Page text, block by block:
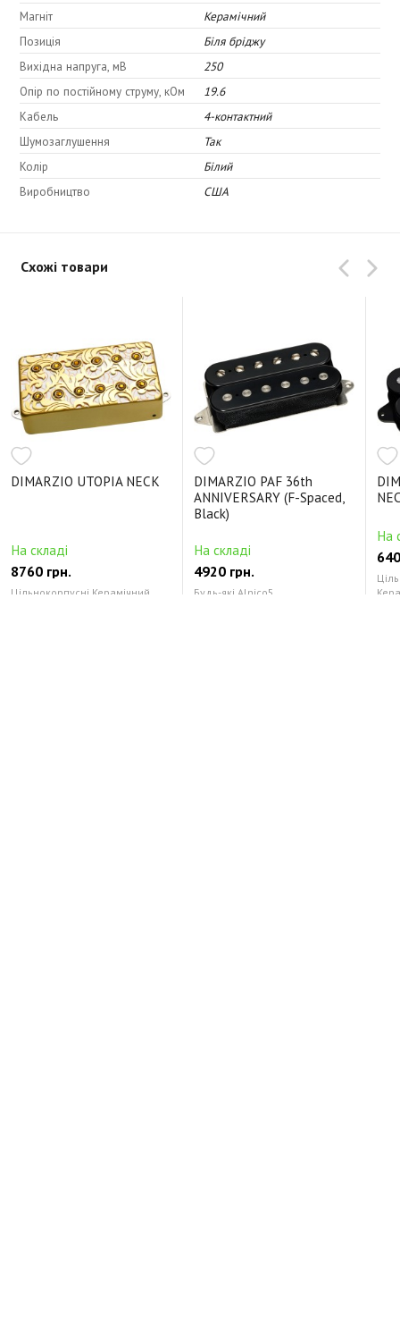
Нижня середина: 7,5
Низькі частоти: 9,5
Магніт
Керамічний
Позиція
Біля бріджу
Вихідна напруга, мВ
250
Опір по постійному струму, кОм
19.6
Кабель
4-контактний
Шумозаглушення
Так
Колір
Білий
Виробництво
США
Схожі товари
DIMARZIO UTOPIA NECK
На складі
8760 грн.
Цільнокорпусні Керамічний
DIMARZIO PAF 36th
ANNIVERSARY (F-Spaced,
Black)
На складі
4920 грн.
Будь-які Alnico5
На